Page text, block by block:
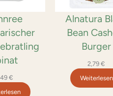
€
Alnatura
Bean
Burger
2,79€
Weiterlesen